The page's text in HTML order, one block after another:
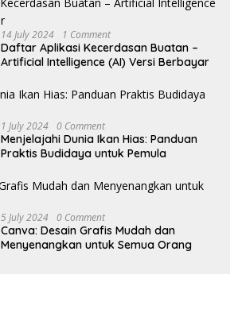
14 July 2024 1 Comment
Daftar Aplikasi Kecerdasan Buatan –
Artificial Intelligence (AI) Versi Berbayar
1 July 2024 0 Comment
Menjelajahi Dunia Ikan Hias: Panduan
Praktis Budidaya untuk Pemula
5 July 2024 0 Comment
Canva: Desain Grafis Mudah dan
Menyenangkan untuk Semua Orang